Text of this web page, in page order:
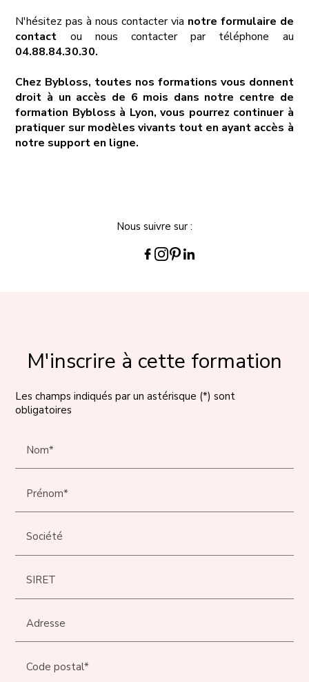
N'hésitez pas à nous contacter via notre formulaire de
contact ou nous contacter par téléphone au
04.88.84.30.30.
Chez Bybloss, toutes nos formations vous donnent
droit à un accès de 6 mois dans notre centre de
formation Bybloss à Lyon, vous pourrez continuer à
pratiquer sur modèles vivants tout en ayant accès à
notre support en ligne.
Nous suivre sur :
M'inscrire à cette formation
Les champs indiqués par un astérisque (*) sont
obligatoires
Nom*
Prénom*
Société
SIRET
Adresse
Code postal*